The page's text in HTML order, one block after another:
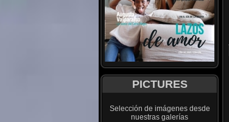
PICTURES
Selección de imágenes desde
nuestras galerías